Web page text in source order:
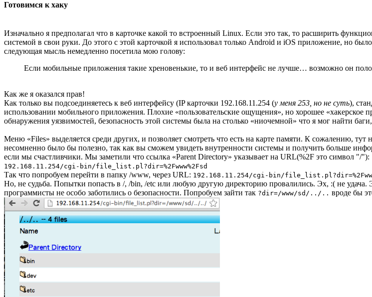
Готовимся к хаку
Изначально я предполагал что в карточке какой то встроенный Linux. Если это так, то расширить
системой в свои руки. До этого с этой карточкой я использовал только Android и iOS приложение, но
следующая мысль немедленно посетила мою голову:
Если мобильные приложения такие хреновенькие, то и веб интерфейс не лучше… возможно он
Как же я оказался прав!
Как только вы подсоединяетесь к веб интерфейсу (IP карточки 192.168.11.254 (у меня 253, но не суть),
использовании мобильного приложения. Плохие «пользовательские ощущения», но хорошее
обнаружения уязвимостей, безопасность этой системы была на столько «ниочемной» что я мог найти
Меню «Files» выделяется среди других, и позволяет смотреть что есть на карте памяти. К сожалению,
несомненно было бы полезно, так как вы сможем увидеть внутренности системы и получить больше
если мы счастливчики. Мы заметили что ссылка «Parent Directory» указывает на URL(%2F это символ "/"):
192.168.11.254/cgi-bin/file_list.pl?dir=%2Fwww%2Fsd
Так что попробуем перейти в папку /www, через URL: 192.168.11.254/cgi-bin/
Но, не судьба. Попытки попасть в /, /bin, /etc или любую другую директорию провалились. Эх, :( не
программисты не особо заботились о безопасности. Попробуем зайти так ?dir=/www/sd/../.. вроде бы